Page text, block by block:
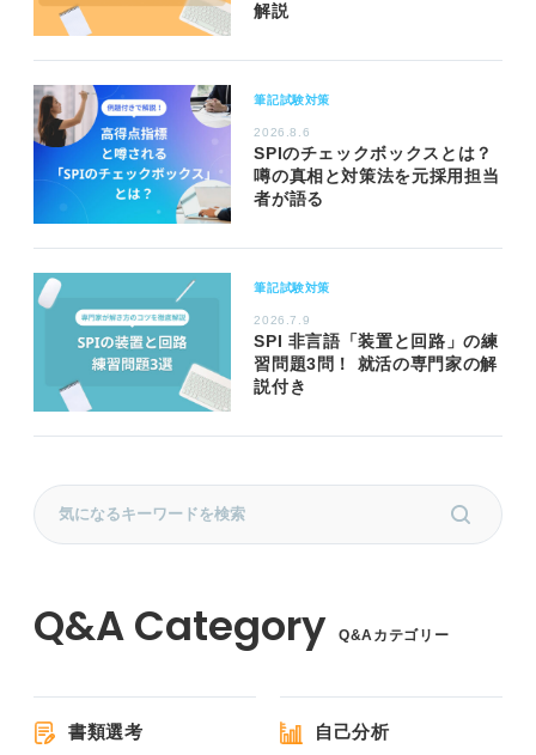
解説
筆記試験対策
2026.8.6
SPIのチェックボックスとは？
噂の真相と対策法を元採用担当
者が語る
筆記試験対策
2026.7.9
SPI 非言語「装置と回路」の練
習問題3問！ 就活の専門家の解
説付き
Q&Aカテゴリー
書類選考 自己分析